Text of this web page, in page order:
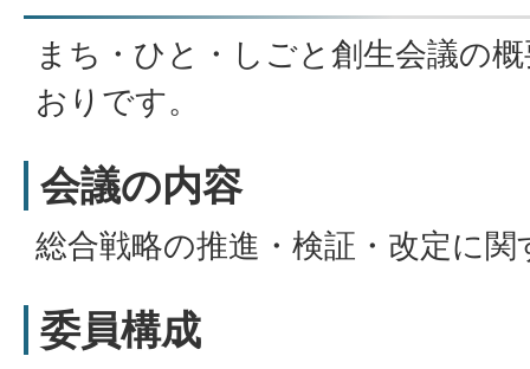
まち・ひと・しごと創生会議の
おりです。
会議の内容
総合戦略の推進・検証・改定に
委員構成